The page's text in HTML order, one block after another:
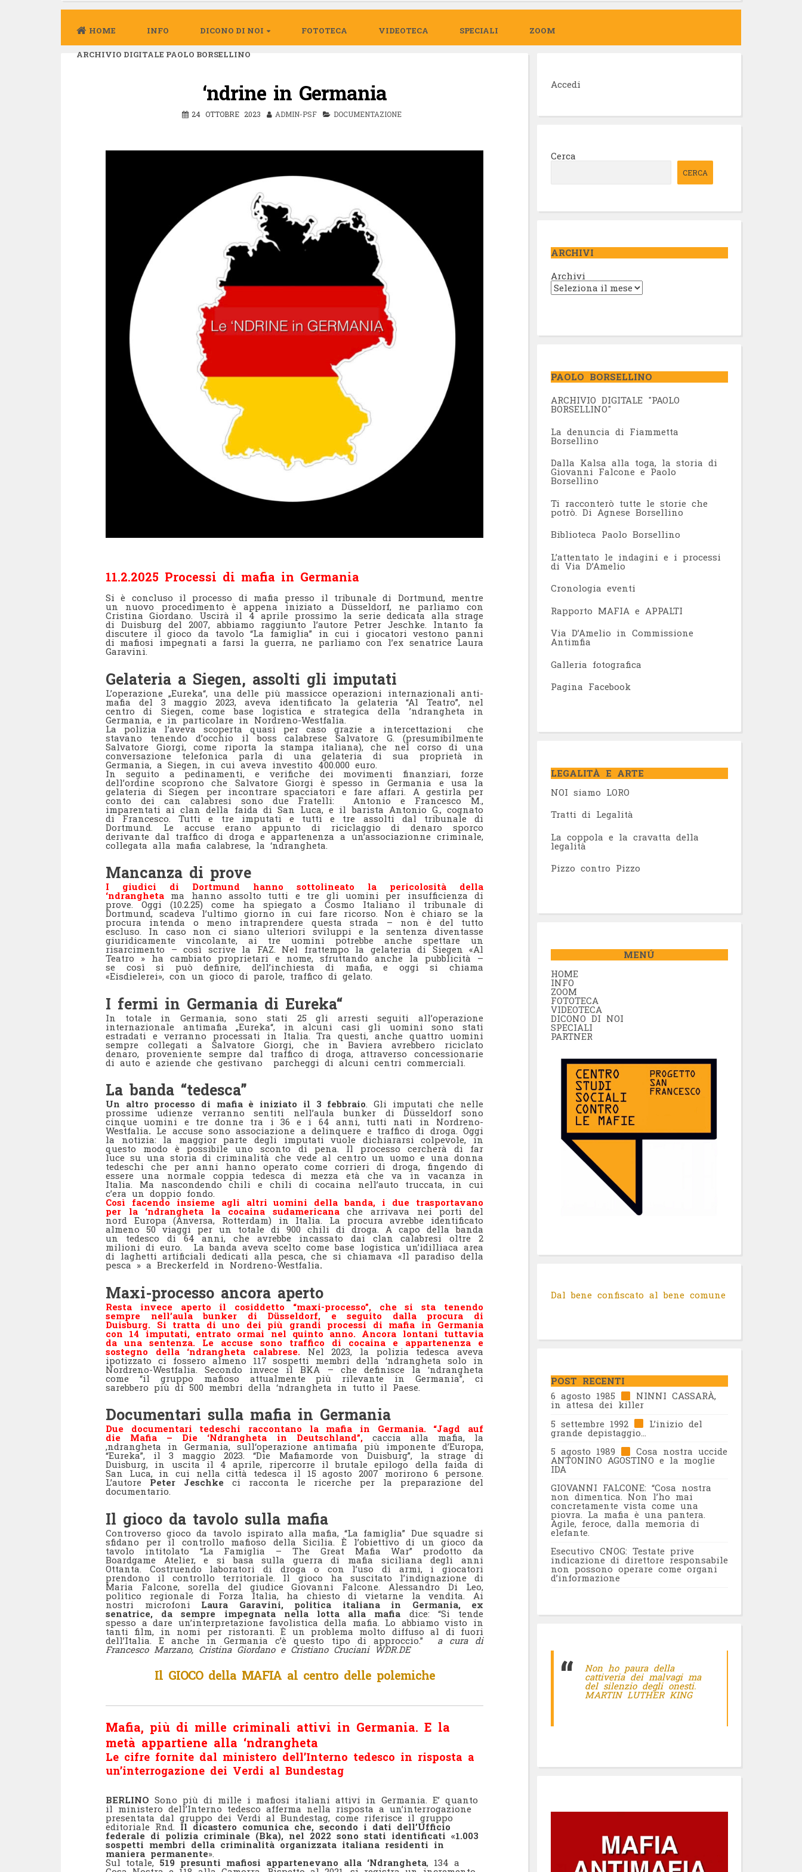
HOME INFO DICONO DI NOI FOTOTECA VIDEOTECA SPECIALI ZOOM
ARCHIVIO DIGITALE PAOLO BORSELLINO
‘ndrine in Germania
24 OTTOBRE 2023 ADMIN-PSF DOCUMENTAZIONE
11.2.2025 Processi di mafia in Germania
Si è concluso il processo di mafia presso il tribunale di Dortmund, mentre
un nuovo procedimento è appena iniziato a Düsseldorf, ne parliamo con
Cristina Giordano. Uscirà il 4 aprile prossimo la serie dedicata alla strage
di Duisburg del 2007, abbiamo raggiunto l’autore Petrer Jeschke. Intanto fa
discutere il gioco da tavolo “La famiglia” in cui i giocatori vestono panni
di mafiosi impegnati a farsi la guerra, ne parliamo con l’ex senatrice Laura
Garavini.
Gelateria a Siegen, assolti gli imputati
L’operazione „Eureka“, una delle più massicce operazioni internazionali anti-
mafia del 3 maggio 2023, aveva identificato la gelateria “Al Teatro”, nel
centro di Siegen, come base logistica e strategica della ’ndrangheta in
Germania, e in particolare in Nordreno-Westfalia.
La polizia l’aveva scoperta quasi per caso grazie a intercettazioni che
stavano tenendo d’occhio il boss calabrese Salvatore G. (presumibilmente
Salvatore Giorgi, come riporta la stampa italiana), che nel corso di una
conversazione telefonica parla di una gelateria di sua proprietà in
Germania, a Siegen, in cui aveva investito 400.000 euro.
In seguito a pedinamenti, e verifiche dei movimenti finanziari, forze
dell’ordine scoprono che Salvatore Giorgi è spesso in Germania e usa la
gelateria di Siegen per incontrare spacciatori e fare affari. A gestirla per
conto dei can calabresi sono due Fratelli: Antonio e Francesco M.,
imparentati ai clan della faida di San Luca, e il barista Antonio G., cognato
di Francesco. Tutti e tre imputati e tutti e tre assolti dal tribunale di
Dortmund. Le accuse erano appunto di riciclaggio di denaro sporco
derivante dal traffico di droga e appartenenza a un’associazionne criminale,
collegata alla mafia calabrese, la ‘ndrangheta.
Mancanza di prove
I giudici di Dortmund hanno sottolineato la pericolosità della
‘ndrangheta ma hanno assolto tutti e tre gli uomini per insufficienza di
prove. Oggi (10.2.25) come ha spiegato a Cosmo Italiano il tribunale di
Dortmund, scadeva l’ultimo giorno in cui fare ricorso. Non è chiaro se la
procura intenda o meno intraprendere questa strada – non è del tutto
escluso. In caso non ci siano ulteriori sviluppi e la sentenza diventasse
giuridicamente vincolante, ai tre uomini potrebbe anche spettare un
risarcimento – così scrive la FAZ. Nel frattempo la gelateria di Siegen «Al
Teatro » ha cambiato proprietari e nome, sfruttando anche la pubblicità –
se così si può definire, dell’inchiesta di mafia, e oggi si chiama
«Eisdielerei», con un gioco di parole, traffico di gelato.
I fermi in Germania di Eureka“
In totale in Germania, sono stati 25 gli arresti seguiti all’operazione
internazionale antimafia „Eureka“, in alcuni casi gli uomini sono stati
estradati e verranno processati in Italia. Tra questi, anche quattro uomini
sempre collegati a Salvatore Giorgi, che in Baviera avrebbero riciclato
denaro, proveniente sempre dal traffico di droga, attraverso concessionarie
di auto e aziende che gestivano parcheggi di alcuni centri commerciali.
La banda “tedesca”
Un altro processo di mafia è iniziato il 3 febbraio. Gli imputati che nelle
prossime udienze verranno sentiti nell’aula bunker di Düsseldorf sono
cinque uomini e tre donne tra i 36 e i 64 anni, tutti nati in Nordreno-
Westfalia. Le accuse sono associazione a delinquere e traffico di droga. Oggi
la notizia: la maggior parte degli imputati vuole dichiararsi colpevole, in
questo modo è possibile uno sconto di pena. Il processo cercherà di far
luce su una storia di criminalità che vede al centro un uomo e una donna
tedeschi che per anni hanno operato come corrieri di droga, fingendo di
essere una normale coppia tedesca di mezza età che va in vacanza in
Italia. Ma nascondendo chili e chili di cocaina nell’auto truccata, in cui
c’era un doppio fondo.
Così facendo insieme agli altri uomini della banda, i due trasportavano
per la ‘ndrangheta la cocaina sudamericanache arrivava nei porti del
nord Europa (Anversa, Rotterdam) in Italia. La procura avrebbe identificato
almeno 50 viaggi per un totale di 900 chili di droga. A capo della banda
un tedesco di 64 anni, che avrebbe incassato dai clan calabresi oltre 2
milioni di euro. La banda aveva scelto come base logistica un’idilliaca area
di laghetti artificiali dedicati alla pesca, che si chiamava «Il paradiso della
pesca » a Breckerfeld in Nordreno-Westfalia.
Maxi-processo ancora aperto
Resta invece aperto il cosiddetto “maxi-processo”, che si sta tenendo
sempre nell’aula bunker di Düsseldorf, e seguito dalla procura di
Duisburg. Si tratta di uno dei più grandi processi di mafia in Germania
con 14 imputati, entrato ormai nel quinto anno. Ancora lontani tuttavia
da una sentenza. Le accuse sono traffico di cocaina e appartenenza e
sostegno della ‘ndrangheta calabrese. Nel 2023, la polizia tedesca aveva
ipotizzato ci fossero almeno 117 sospetti membri della ‘ndrangheta solo in
Nordreno-Westfalia. Secondo invece il BKA – che definisce la ‘ndrangheta
come “il gruppo mafioso attualmente più rilevante in Germania”, ci
sarebbero più di 500 membri della ‘ndrangheta in tutto il Paese.
Documentari sulla mafia in Germania
Due documentari tedeschi raccontano la mafia in Germania. “Jagd auf
die Mafia – Die ‘Ndrangheta in Deutschland”,caccia alla mafia, la
‚ndrangheta in Germania, sull‘operazione antimafia più imponente d’Europa,
“Eureka”, il 3 maggio 2023. “Die Mafiamorde von Duisburg”, la strage di
Duisburg, in uscita il 4 aprile, ripercorre il brutale epilogo della faida di
San Luca, in cui nella città tedesca il 15 agosto 2007 morirono 6 persone.
L’autore Peter Jeschke ci racconta le ricerche per la preparazione del
documentario.
Il gioco da tavolo sulla mafia
Controverso gioco da tavolo ispirato alla mafia, “La famiglia” Due squadre si
sfidano per il controllo mafioso della Sicilia. È l’obiettivo di un gioco da
tavolo intitolato “La Famiglia – The Great Mafia War” prodotto da
Boardgame Atelier, e si basa sulla guerra di mafia siciliana degli anni
Ottanta. Costruendo laboratori di droga o con l’uso di armi, i giocatori
prendono il controllo territoriale. Il gioco ha suscitato l’indignazione di
Maria Falcone, sorella del giudice Giovanni Falcone. Alessandro Di Leo,
politico regionale di Forza Italia, ha chiesto di vietarne la vendita. Ai
nostri microfoni Laura Garavini, politica italiana in Germania, ex
senatrice, da sempre impegnata nella lotta alla mafia dice: “Si tende
spesso a dare un’interpretazione favolistica della mafia. Lo abbiamo visto in
tanti film, in nomi per ristoranti. È un problema molto diffuso al di fuori
dell’Italia. E anche in Germania c’è questo tipo di approccio.” a cura di
Francesco Marzano, Cristina Giordano e Cristiano Cruciani WDR.DE
Il GIOCO della MAFIA al centro delle polemiche
Mafia, più di mille criminali attivi in Germania. E la
metà appartiene alla ‘ndrangheta
Le cifre fornite dal ministero dell’Interno tedesco in risposta a
un’interrogazione dei Verdi al Bundestag
BERLINO Sono più di mille i mafiosi italiani attivi in Germania. E’ quanto
il ministero dell’Interno tedesco afferma nella risposta a un’interrogazione
presentata dal gruppo dei Verdi al Bundestag, come riferisce il gruppo
editoriale Rnd. Il dicastero comunica che, secondo i dati dell’Ufficio
federale di polizia criminale (Bka), nel 2022 sono stati identificati «1.003
sospetti membri della criminalità organizzata italiana residenti in
maniera permanente».
Sul totale, 519 presunti mafiosi appartenevano alla ‘Ndrangheta, 134 a
Accedi
Cerca
CERCA
ARCHIVI
Archivi
PAOLO BORSELLINO
ARCHIVIO DIGITALE "PAOLO
BORSELLINO"
La denuncia di Fiammetta
Borsellino
Dalla Kalsa alla toga, la storia di
Giovanni Falcone e Paolo
Borsellino
Ti racconterò tutte le storie che
potrò. Di Agnese Borsellino
Biblioteca Paolo Borsellino
L’attentato le indagini e i processi
di Via D’Amelio
Cronologia eventi
Rapporto MAFIA e APPALTI
Via D’Amelio in Commissione
Antimfia
Galleria fotografica
Pagina Facebook
LEGALITÀ E ARTE
NOI siamo LORO
Tratti di Legalità
La coppola e la cravatta della
legalità
Pizzo contro Pizzo
MENÚ
HOME
INFO
ZOOM
FOTOTECA
VIDEOTECA
DICONO DI NOI
SPECIALI
PARTNER
Dal bene confiscato al bene comune
POST RECENTI
6 agosto 1985
NINNI CASSARÀ,
in attesa dei killer
5 settembre 1992
L’inizio del
grande depistaggio…
5 agosto 1989
Cosa nostra uccide
ANTONINO AGOSTINO e la moglie
IDA
GIOVANNI FALCONE: “Cosa nostra
non dimentica. Non l’ho mai
concretamente vista come una
piovra. La mafia è una pantera.
Agile, feroce, dalla memoria di
elefante.
Esecutivo CNOG: Testate prive
indicazione di direttore responsabile
non possono operare come organi
d’informazione
Non ho paura della
cattiveria dei malvagi ma
del silenzio degli onesti.
MARTIN LUTHER KING